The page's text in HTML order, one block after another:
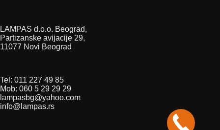
LAMPAS d.o.o. Beograd,
Partizanske avijacije 29,
11077 Novi Beograd
Tel: 011 227 49 85
Mob: 060 5 29 29 29
lampasbg@yahoo.com
info@lampas.rs